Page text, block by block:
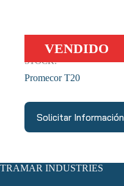
VENDIDO
STOCK:
Promecor T20
Solicitar Información
TRAMAR INDUSTRIES